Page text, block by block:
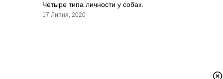
Четыре типа личности у собак.
17 Липня, 2020